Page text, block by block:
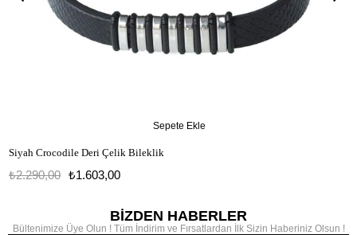
Siyah Crocodile Deri Çelik Bileklik
₺1.603,00
₺2.290,00
Sepete Ekle
BİZDEN HABERLER
Bültenimize Üye Olun ! Tüm İndirim ve Fırsatlardan İlk Sizin Haberiniz Olsun !